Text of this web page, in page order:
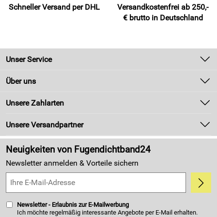
Eigenschaften erbracht werden. Ein Anspruch daraus ist
ausgeschlossen. Für falschen oder zweckfremden Einsatz
Hersteller: WEICON GmbH & Co. KG , Königsberger Straße
255, info@weicon.de
Schneller Versand per DHL
Versandkostenfrei ab 250,-
€ brutto in Deutschland
Unser Service
Kontakt
Zahlung und Versand
Kundenlogin
Über uns
Unsere Bestseller
Neu
Made in Germany
Kundenbewertungen (4.405)
5,0/5*****
Unsere Zahlarten
Unsere Versandpartner
Neuigkeiten von Fugendichtband24
Newsletter anmelden & Vorteile sichern
Newsletter - Erlaubnis zur E-Mailwerbung
Ich möchte regelmäßig interessante Angebote per E-Mail erhalten.